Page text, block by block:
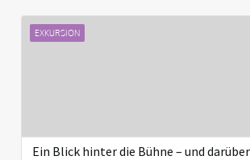
EXKURSION
Ein Blick hinter die Bühne – und